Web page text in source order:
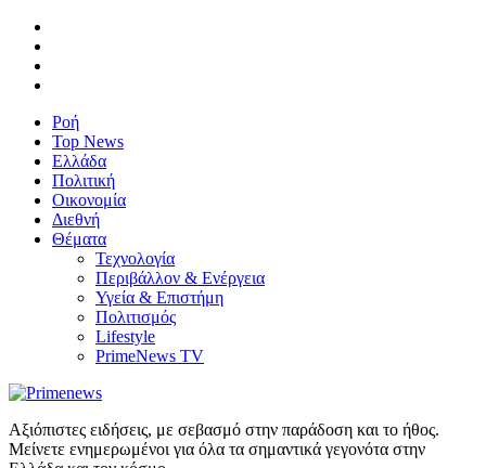
Ροή
Top News
Ελλάδα
Πολιτική
Οικονομία
Διεθνή
Θέματα
Τεχνολογία
Περιβάλλον & Ενέργεια
Υγεία & Επιστήμη
Πολιτισμός
Lifestyle
PrimeNews TV
Αξιόπιστες ειδήσεις, με σεβασμό στην παράδοση και το ήθος.
Μείνετε ενημερωμένοι για όλα τα σημαντικά γεγονότα στην